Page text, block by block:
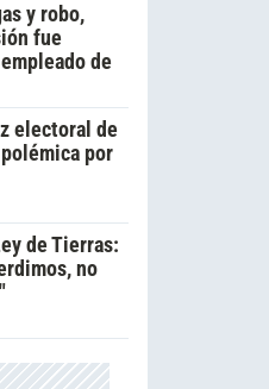
y robo,
fue
de
electoral de
por
de Tierras:
no